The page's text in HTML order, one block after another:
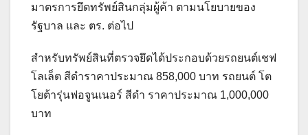
มาตรการยึดทรัพย์สินกลุ่มผู้ค้า ตามนโยบายของ
รัฐบาล และ ตร. ต่อไป
สำหรับทรัพย์สินที่ตรวจยึดได้ประกอบด้วยรถยนต์เชฟ
โลเล็ต สีดำราคาประมาณ 858,000 บาท รถยนต์ โต
โยต้ารุ่นฟอจูนเนอร์ สีดำ ราคาประมาณ 1,000,000
บาท